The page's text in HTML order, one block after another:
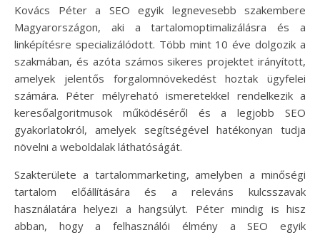
Kovács Péter a SEO egyik legnevesebb szakembere
Magyarországon, aki a tartalomoptimalizálásra és a
linképítésre specializálódott. Több mint 10 éve dolgozik a
szakmában, és azóta számos sikeres projektet irányított,
amelyek jelentős forgalomnövekedést hoztak ügyfelei
számára. Péter mélyreható ismeretekkel rendelkezik a
keresőalgoritmusok működéséről és a legjobb SEO
gyakorlatokról, amelyek segítségével hatékonyan tudja
növelni a weboldalak láthatóságát.
Szakterülete a tartalommarketing, amelyben a minőségi
tartalom előállítására és a releváns kulcsszavak
használatára helyezi a hangsúlyt. Péter mindig is hisz
abban, hogy a felhasználói élmény a SEO egyik